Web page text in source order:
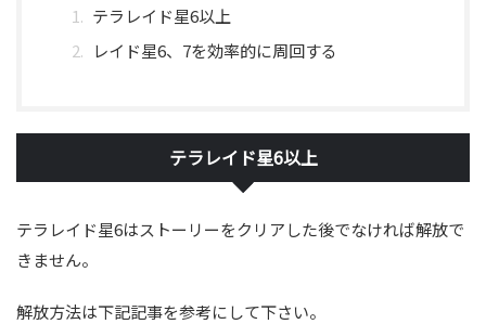
テラレイド星6以上
レイド星6、7を効率的に周回する
テラレイド星6以上
テラレイド星6はストーリーをクリアした後でなければ解放で
きません。
解放方法は下記記事を参考にして下さい。